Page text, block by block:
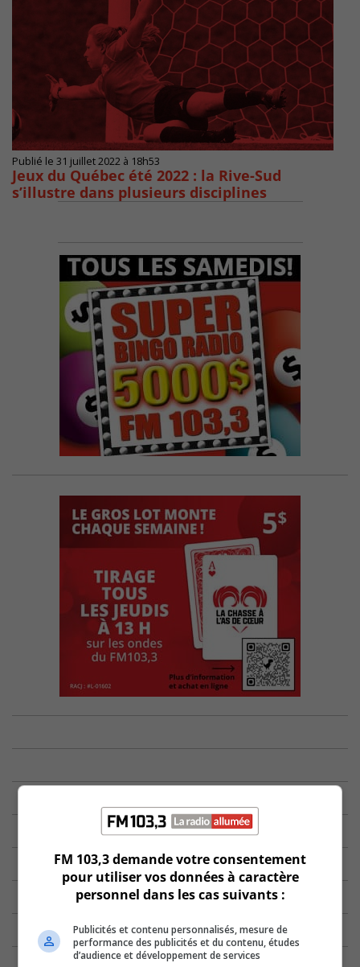
Publié le 31 juillet 2022 à 18h53
Jeux du Québec été 2022 : la Rive-Sud
s’illustre dans plusieurs disciplines
FM 103,3 demande votre consentement
pour utiliser vos données à caractère
personnel dans les cas suivants :
Publicités et contenu personnalisés, mesure de
performance des publicités et du contenu, études
d’audience et développement de services